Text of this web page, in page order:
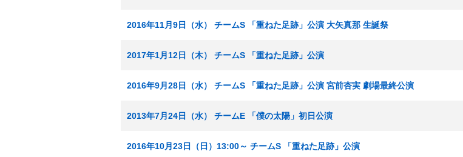
2016年11月9日（水） チームS 「重ねた足跡」公演 大矢真那 生誕祭
2017年1月12日（木） チームS 「重ねた足跡」公演
2016年9月28日（水） チームS 「重ねた足跡」公演 宮前杏実 劇場最終公演
2013年7月24日（水） チームE 「僕の太陽」初日公演
2016年10月23日（日）13:00～ チームS 「重ねた足跡」公演